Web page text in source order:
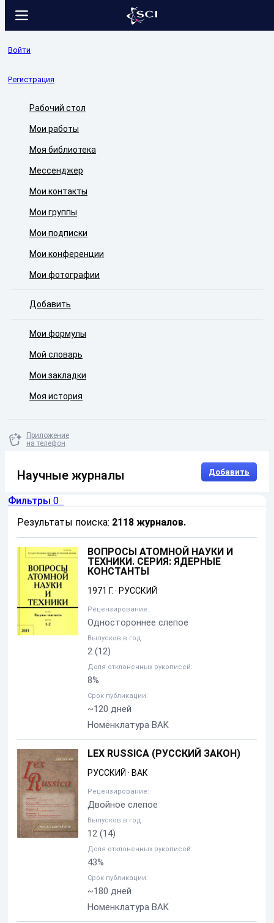
Войти
Регистрация
Рабочий стол
Мои работы
Моя библиотека
Мессенджер
Мои контакты
Мои группы
Мои подписки
Мои конференции
Мои фотографии
Добавить
Мои формулы
Мой словарь
Мои закладки
Моя история
Приложение
на телефон
Научные журналы Добавить
Фильтры 0
Результаты поиска: 2118 журналов.
ВОПРОСЫ АТОМНОЙ НАУКИ И
ТЕХНИКИ. СЕРИЯ: ЯДЕРНЫЕ
КОНСТАНТЫ
1971 Г.· РУССКИЙ
Рецензирование:
Одностороннее слепое
Выпусков в год:
2 (12)
Доля отклоненных рукописей:
8%
Срок публикации:
~120 дней
Номенклатура BAK
LEX RUSSICA (РУССКИЙ ЗАКОН)
РУССКИЙ · ВАК
Рецензирование:
Двойное слепое
Выпусков в год:
12 (14)
Доля отклоненных рукописей:
43%
Срок публикации:
~180 дней
Номенклатура BAK